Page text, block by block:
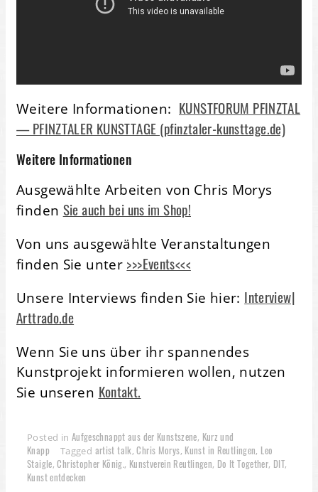
Weitere Informationen: KUNSTFORUM PFINZTAL
— PFINZTALER KUNSTTAGE (pfinztaler-kunsttage.de)
Weitere Informationen
Ausgewählte Arbeiten von Chris Morys
finden Sie auch bei uns im Shop!
Von uns ausgewählte Veranstaltungen
finden Sie unter >>>Events<<<
Unsere Interviews finden Sie hier: Interview|
Arttrado.de
Wenn Sie uns über ihr spannendes
Kunstprojekt informieren wollen, nutzen
Sie unseren Kontakt.
Posted in Aufgeschnappt aus der Kunstszene, Kurz und
Knapp
Tagged artist talk,Chris Morys, Kunst in Reutlingen, Leo
Staigle,Christopher König., Kunstverein Reutlingen, Do It Together, DIT,
Kunst entdecken